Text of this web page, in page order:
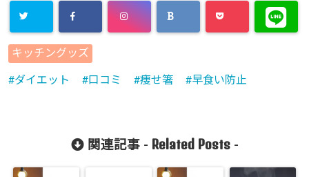
キッチングッズ
ダイエット 口コミ 痩せ箸 早食い防止
関連記事 - Related Posts-